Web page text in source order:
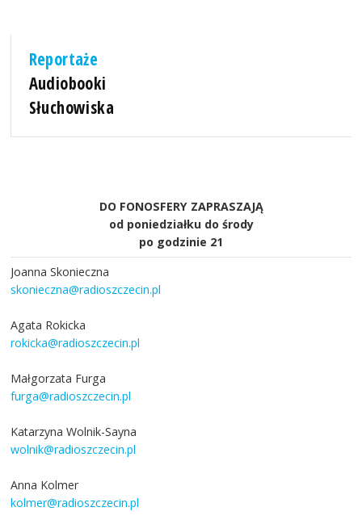
Reportaże
Audiobooki
Słuchowiska
DO FONOSFERY ZAPRASZAJĄ
od poniedziałku do środy
po godzinie 21
Joanna Skonieczna
skonieczna@radioszczecin.pl
Agata Rokicka
rokicka@radioszczecin.pl
Małgorzata Furga
furga@radioszczecin.pl
Katarzyna Wolnik-Sayna
wolnik@radioszczecin.pl
Anna Kolmer
kolmer@radioszczecin.pl